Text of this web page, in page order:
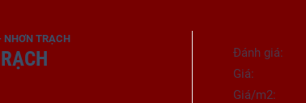
NHƠN TRẠCH
Đánh giá:
Giá:
Giá/m2: